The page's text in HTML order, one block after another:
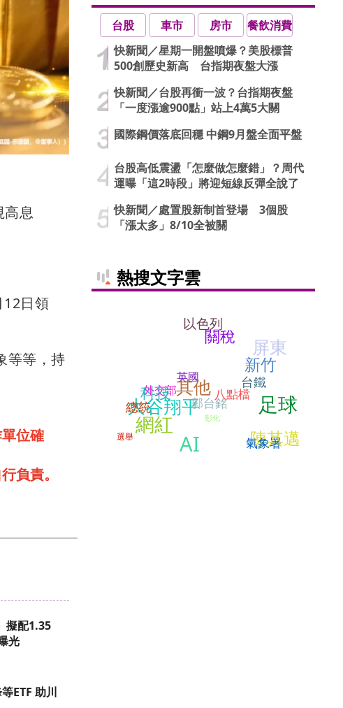
高息
12日領
等等，持
位確
負責。
擬配1.35
光
ETF 助川
台股 車市 房市
餐飲消費
快新聞／星期一開盤噴爆？美股標普
500創歷史新高 台指期夜盤大漲
快新聞／台股再衝一波？台指期夜盤
「一度漲逾900點」站上4萬5大關
國際鋼價落底回穩 中鋼9月盤全面平盤
台股高低震盪「怎麼做怎麼錯」？周代
運曝「這2時段」將迎短線反彈全說了
快新聞／處置股新制首登場 3個股
「漲太多」8/10全被關
熱搜文字雲
新竹
AI
屏東
彰化
大谷翔平
陳其邁
選舉
以色列
足球
總統
八點檔
英國 台鐵
其他
外交部
關稅
網紅
郭台銘
氣象署
科技